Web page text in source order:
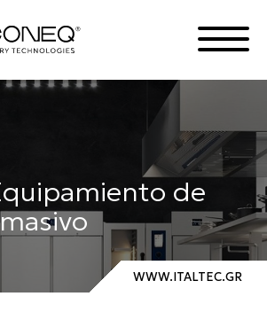
de
WWW.ITALTEC.GR